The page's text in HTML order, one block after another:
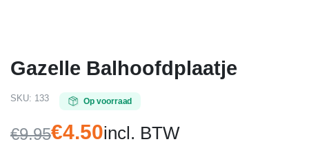
Gazelle Balhoofdplaatje
SKU: 133 Op voorraad
€9.95€4.50incl. BTW